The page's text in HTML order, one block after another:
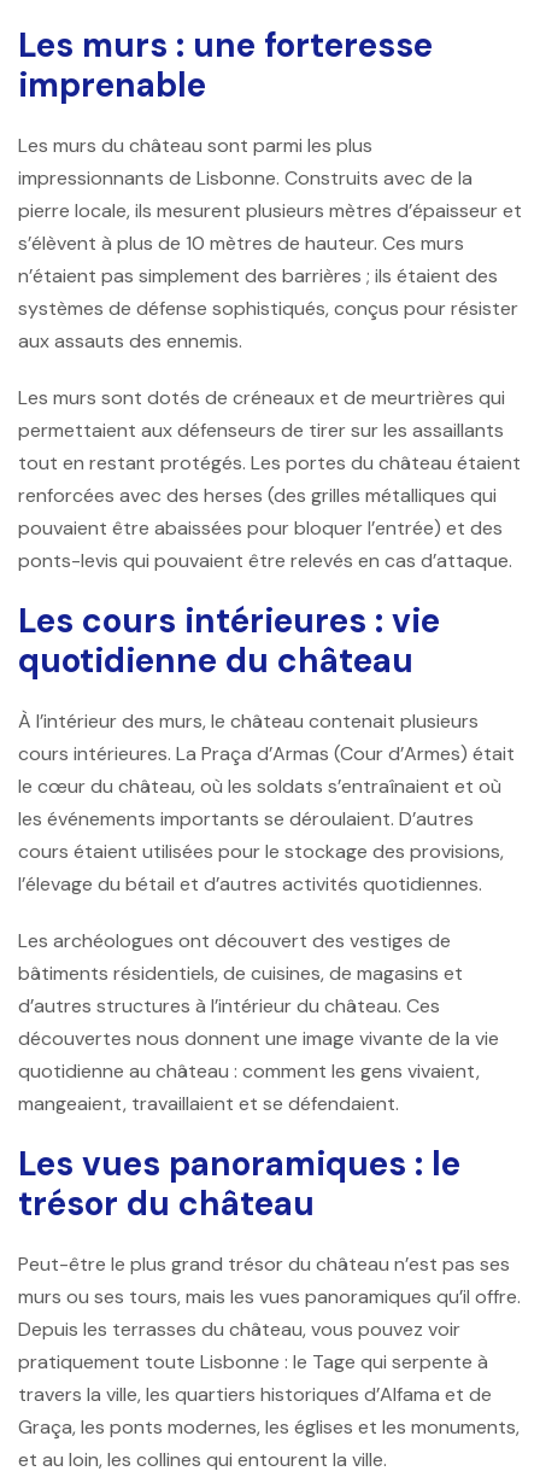
Les murs : une forteresse
imprenable
Les murs du château sont parmi les plus
impressionnants de Lisbonne. Construits avec de la
pierre locale, ils mesurent plusieurs mètres d’épaisseur et
s’élèvent à plus de 10 mètres de hauteur. Ces murs
n’étaient pas simplement des barrières ; ils étaient des
systèmes de défense sophistiqués, conçus pour résister
aux assauts des ennemis.
Les murs sont dotés de créneaux et de meurtrières qui
permettaient aux défenseurs de tirer sur les assaillants
tout en restant protégés. Les portes du château étaient
renforcées avec des herses (des grilles métalliques qui
pouvaient être abaissées pour bloquer l’entrée) et des
ponts-levis qui pouvaient être relevés en cas d’attaque.
Les cours intérieures : vie
quotidienne du château
À l’intérieur des murs, le château contenait plusieurs
cours intérieures. La Praça d’Armas (Cour d’Armes) était
le cœur du château, où les soldats s’entraînaient et où
les événements importants se déroulaient. D’autres
cours étaient utilisées pour le stockage des provisions,
l’élevage du bétail et d’autres activités quotidiennes.
Les archéologues ont découvert des vestiges de
bâtiments résidentiels, de cuisines, de magasins et
d’autres structures à l’intérieur du château. Ces
découvertes nous donnent une image vivante de la vie
quotidienne au château : comment les gens vivaient,
mangeaient, travaillaient et se défendaient.
Les vues panoramiques : le
trésor du château
Peut-être le plus grand trésor du château n’est pas ses
murs ou ses tours, mais les vues panoramiques qu’il offre.
Depuis les terrasses du château, vous pouvez voir
pratiquement toute Lisbonne : le Tage qui serpente à
travers la ville, les quartiers historiques d’Alfama et de
Graça, les ponts modernes, les églises et les monuments,
et au loin, les collines qui entourent la ville.